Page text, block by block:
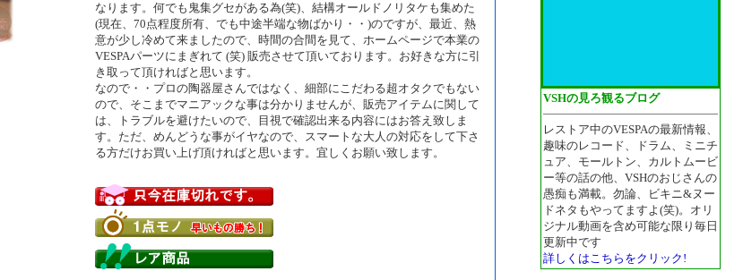
なります。何でも鬼集グセがある為(笑)、結構オールドノリタケも集めた
(現在、70点程度所有、でも中途半端な物ばかり・・)のですが、最近、熱
意が少し冷めて来ましたので、時間の合間を見て、ホームページで本業の
VESPAパーツにまぎれて (笑) 販売させて頂いております。お好きな方に引
き取って頂ければと思います。
なので・・プロの陶器屋さんではなく、細部にこだわる超オタクでもない
ので、そこまでマニアックな事は分かりませんが、販売アイテムに関して
は、トラブルを避けたいので、目視で確認出来る内容にはお答え致しま
す。ただ、めんどうな事がイヤなので、スマートな大人の対応をして下さ
る方だけお買い上げ頂ければと思います。宜しくお願い致します。
VSHの見ろ観るブログ
レストア中のVESPAの最新情報、
趣味のレコード、ドラム、ミニチ
ュア、モールトン、カルトムービ
ー等の話の他、VSHのおじさんの
愚痴も満載。勿論、ビキニ&ヌー
ドネタもやってますよ(笑)。オリ
ジナル動画を含め可能な限り毎日
更新中です
詳しくはこちらをクリック!